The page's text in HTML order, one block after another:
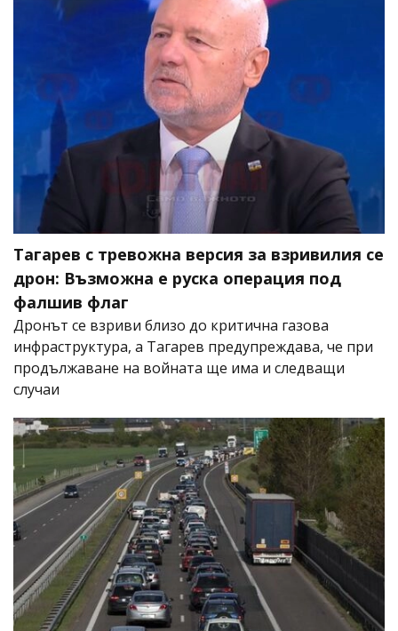
Тагарев с тревожна версия за взривилия се
дрон: Възможна е руска операция под
фалшив флаг
Дронът се взриви близо до критична газова
инфраструктура, а Тагарев предупреждава, че при
продължаване на войната ще има и следващи
случаи